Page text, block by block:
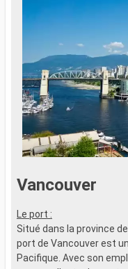
Vancouver
Le port :
Situé dans la province
port de Vancouver est
Pacifique. Avec son